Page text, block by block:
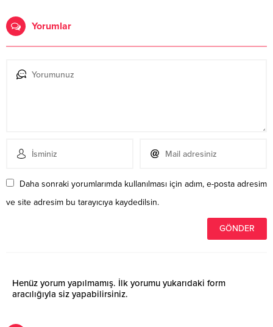
Yorumlar
Daha sonraki yorumlarımda kullanılması için adım, e-posta adresim
ve site adresim bu tarayıcıya kaydedilsin.
Henüz yorum yapılmamış. İlk yorumu yukarıdaki form
aracılığıyla siz yapabilirsiniz.